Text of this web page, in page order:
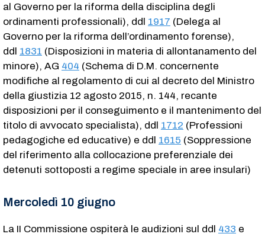
al Governo per la riforma della disciplina degli
ordinamenti professionali), ddl 1917 (Delega al
Governo per la riforma dell’ordinamento forense),
ddl 1831 (Disposizioni in materia di allontanamento del
minore), AG 404 (Schema di D.M. concernente
modifiche al regolamento di cui al decreto del Ministro
della giustizia 12 agosto 2015, n. 144, recante
disposizioni per il conseguimento e il mantenimento del
titolo di avvocato specialista), ddl 1712 (Professioni
pedagogiche ed educative) e ddl 1615 (Soppressione
del riferimento alla collocazione preferenziale dei
detenuti sottoposti a regime speciale in aree insulari)
Mercoledì 10 giugno
La II Commissione ospiterà le audizioni sul ddl 433 e